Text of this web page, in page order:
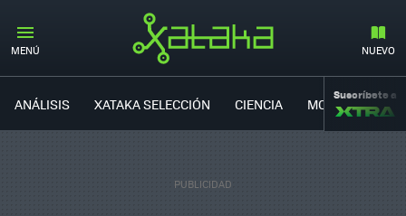
MENÚ NUEVO
ANÁLISIS XATAKA SELECCIÓN CIENCIA MOVILIDAD
Suscríbete a